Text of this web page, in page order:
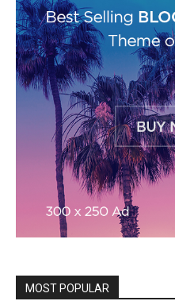
MOST POPULAR